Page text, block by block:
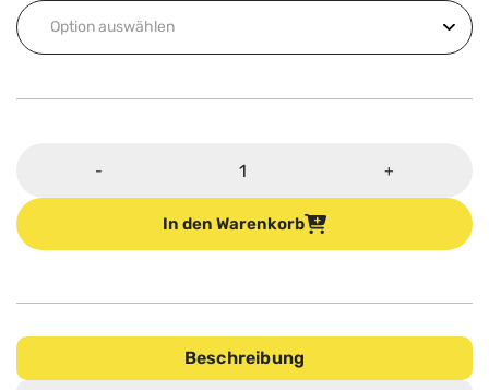
-
450E
einfachen
Transport
+
In den Warenkorb
Beschreibung